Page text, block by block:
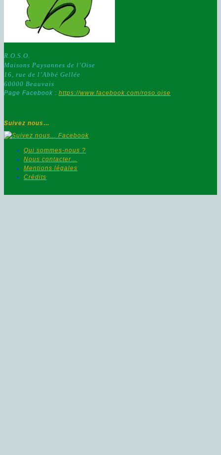
R.O.S.O.
Maisons Paysannes de l’Oise
16, rue de l’Abbé Gellée
60000 Beauvais
Page Facebook : https://www.facebook.com/roso.oise
Suivez nous…
Qui sommes-nous ?
Nous contacter…
Mentions légales
Crédits